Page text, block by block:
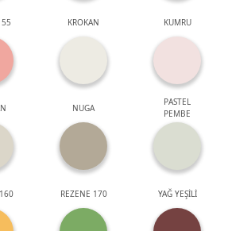
55 KROKAN KUMRU
NUGA
PASTEL
PEMBE
REZENE 170 YAĞ YEŞİLİ